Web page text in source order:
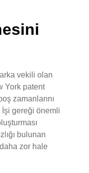
vekili olan
York patent
zamanlarını
İşi gereği önemli
bulunan
zor hale